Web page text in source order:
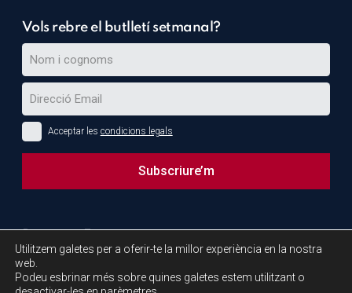
Vols rebre el butlletí setmanal?
Acceptar les condicions legals
Subscriure’m
field
should
be
left
Utilitzem galetes per a oferir-te la millor experiència en la nostra
web.
Podeu esbrinar més sobre quines galetes estem utilitzant o